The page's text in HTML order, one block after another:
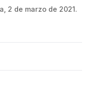
2 de marzo de 2021.